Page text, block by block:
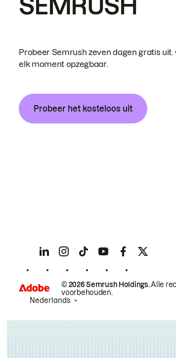
SEMRUSH
Probeer Semrush zeven dagen gratis uit.
elk moment opzegbaar.
Probeer het kosteloos uit
© 2026 Semrush Holdings.Alle
voorbehouden.
Nederlands